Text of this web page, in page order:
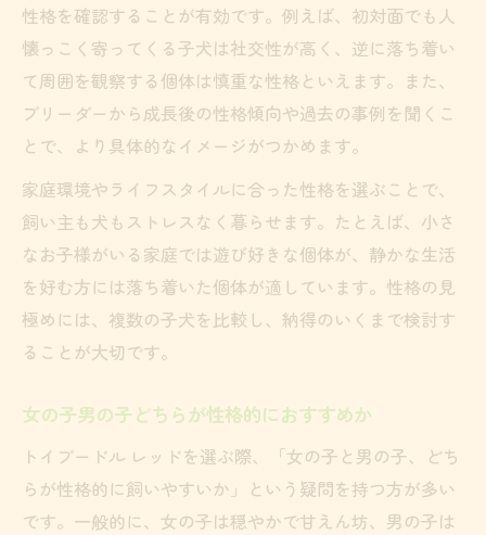
性格を確認することが有効です。例えば、初対面でも人
懐っこく寄ってくる子犬は社交性が高く、逆に落ち着い
て周囲を観察する個体は慎重な性格といえます。また、
ブリーダーから成長後の性格傾向や過去の事例を聞くこ
とで、より具体的なイメージがつかめます。
家庭環境やライフスタイルに合った性格を選ぶことで、
飼い主も犬もストレスなく暮らせます。たとえば、小さ
なお子様がいる家庭では遊び好きな個体が、静かな生活
を好む方には落ち着いた個体が適しています。性格の見
極めには、複数の子犬を比較し、納得のいくまで検討す
ることが大切です。
女の子男の子どちらが性格的におすすめか
トイプードル レッドを選ぶ際、「女の子と男の子、どち
らが性格的に飼いやすいか」という疑問を持つ方が多い
です。一般的に、女の子は穏やかで甘えん坊、男の子は